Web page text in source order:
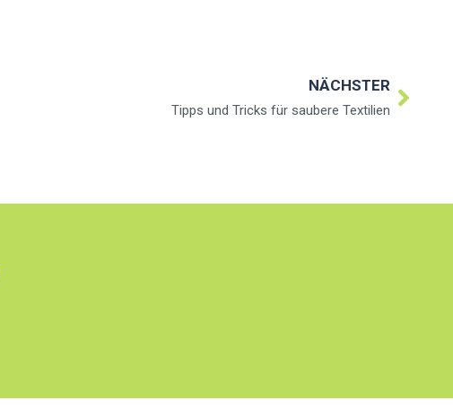
NÄCHSTER
Tipps und Tricks für saubere Textilien